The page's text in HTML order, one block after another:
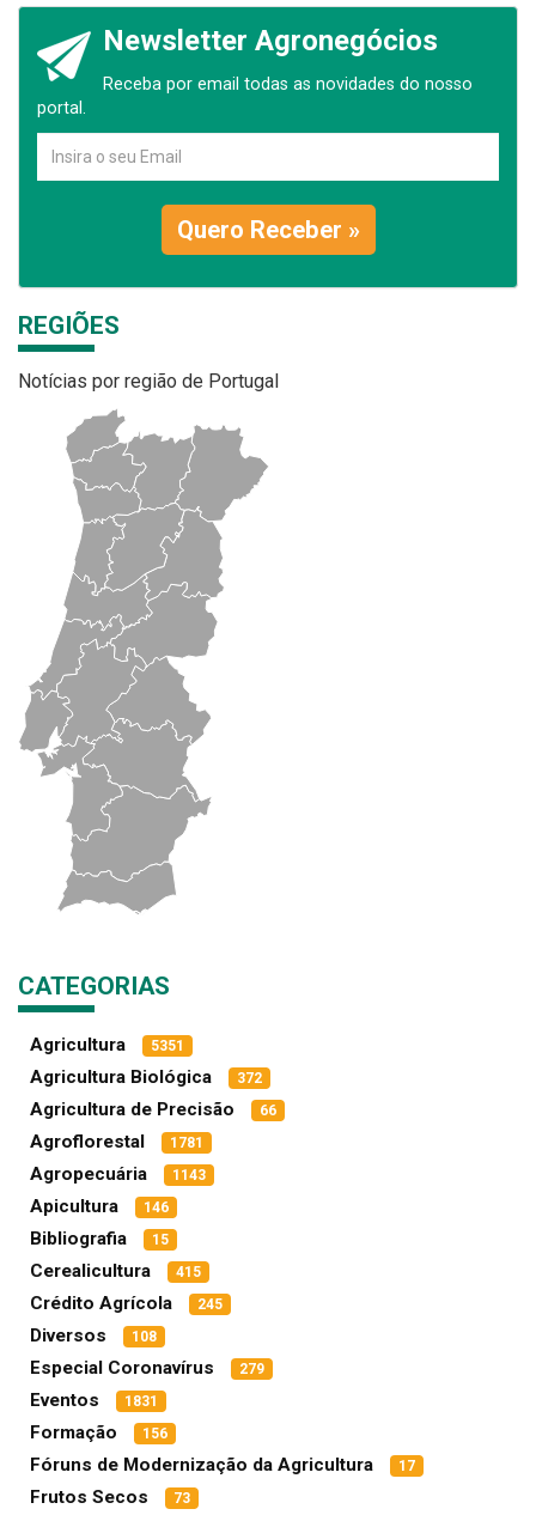
Newsletter Agronegócios
Receba por email todas as novidades do nosso
portal.
Quero Receber »
REGIÕES
Notícias por região de Portugal
CATEGORIAS
Agricultura 5351
Agricultura Biológica 372
Agricultura de Precisão 66
Agroflorestal 1781
Agropecuária 1143
Apicultura 146
Bibliografia 15
Cerealicultura 415
Crédito Agrícola 245
Diversos 108
Especial Coronavírus 279
Eventos 1831
Formação 156
Fóruns de Modernização da Agricultura 17
Frutos Secos 73